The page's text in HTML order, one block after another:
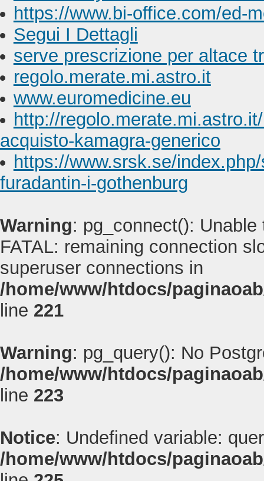
https://www.bi-office.com/ed-
Segui I Dettagli
serve prescrizione per altace
regolo.merate.mi.astro.it
www.euromedicine.eu
http://
acquisto-kamagra-generico
https://www.srsk.se/
furadantin-i-gothenburg
Warning: pg_connect():
FATAL: remaining connection
superuser connections in
/home/www/htdocs/
line 221
Warning: pg_query(): No
/home/www/htdocs/
line 223
Notice: Undefined variable:
/home/www/htdocs/